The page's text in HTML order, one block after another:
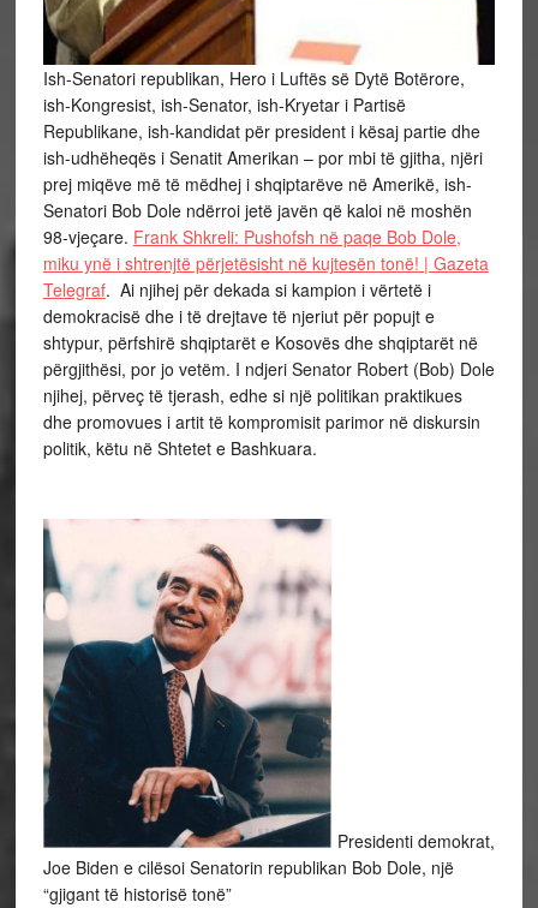
Ish-Senatori republikan, Hero i Luftës së Dytë Botërore,
ish-Kongresist, ish-Senator, ish-Kryetar i Partisë
Republikane, ish-kandidat për president i kësaj partie dhe
ish-udhëheqës i Senatit Amerikan – por mbi të gjitha, njëri
prej miqëve më të mëdhej i shqiptarëve në Amerikë, ish-
Senatori Bob Dole ndërroi jetë javën që kaloi në moshën
98-vjeçare. Frank Shkreli: Pushofsh në paqe Bob Dole,
miku ynë i shtrenjtë përjetësisht në kujtesën tonë! | Gazeta
Telegraf. Ai njihej për dekada si kampion i vërtetë i
demokracisë dhe i të drejtave të njeriut për popujt e
shtypur, përfshirë shqiptarët e Kosovës dhe shqiptarët në
përgjithësi, por jo vetëm. I ndjeri Senator Robert (Bob) Dole
njihej, përveç të tjerash, edhe si një politikan praktikues
dhe promovues i artit të kompromisit parimor në diskursin
politik, këtu në Shtetet e Bashkuara.
Presidenti demokrat,
Joe Biden e cilësoi Senatorin republikan Bob Dole, një
“gjigant të historisë tonë”